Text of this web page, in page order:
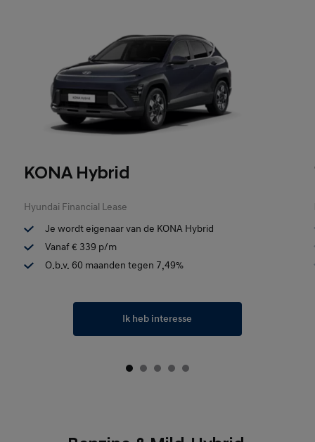
KONA Hybrid
Hyundai Financial Lease
Je wordt eigenaar van de KONA Hybrid
Vanaf € 339 p/m
O.b.v. 60 maanden tegen 7,49%
Ik heb interesse